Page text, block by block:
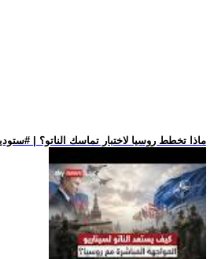
.. ماذا تخطط روسيا لاختبار تماسك الناتو؟ |